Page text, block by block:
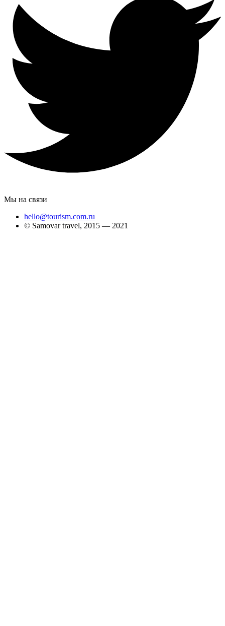
Мы на связи
hello@tourism.com.ru
© Samovar travel, 2015 — 2021